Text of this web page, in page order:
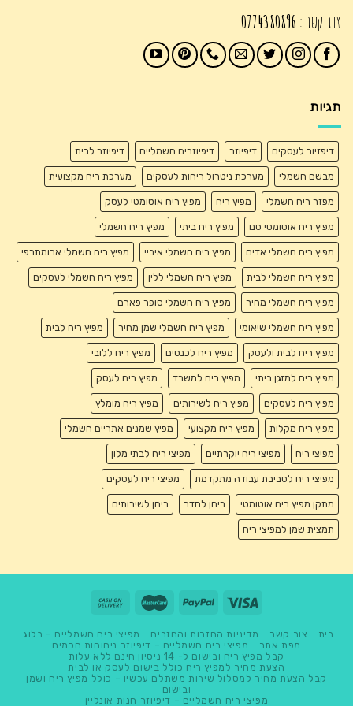
צור קשר : 0774380896
תגיות
דיפזיור לעסקים דיפיוזר דיפיוזרים חשמליים דיפיוזר לבית
מבשם חשמלי מערכת ניטרול ריחות לעסקים מערכת ריח מקצועית
מפזר ריח חשמלי מפיץ ריח מפיץ ריח אוטומטי לעסק
מפיץ ריח אוטומטי סנו מפיץ ריח ביתי מפיץ ריח חשמלי
מפיץ ריח חשמלי אדים מפיץ ריח חשמלי איביי מפיץ ריח חשמלי ארומתרפי
מפיץ ריח חשמלי לבית מפיץ ריח חשמלי ללין מפיץ ריח חשמלי לעסקים
מפיץ ריח חשמלי מחיר מפיץ ריח חשמלי סופר פארם
מפיץ ריח חשמלי שיאומי מפיץ ריח חשמלי שמן מחיר מפיץ ריח לבית
מפיץ ריח לבית ולעסק מפיץ ריח לכנסים מפיץ ריח ללובי
מפיץ ריח למזגן ביתי מפיץ ריח למשרד מפיץ ריח לעסק
מפיץ ריח לעסקים מפיץ ריח לשירותים מפיץ ריח מומלץ
מפיץ ריח מקלות מפיץ ריח מקצועי מפיץ שמנים אתריים חשמלי
מפיצי ריח מפיצי ריח יוקרתיים מפיצי ריח לבתי מלון
מפיצי ריח לסביבת עבודה מתקדמת מפיצי ריח לעסקים
מתקן מפיץ ריח אוטומטי ריחן לחדר ריחן לשירותים
תמצית שמן למפיצי ריח
בית צור קשר מדיניות החזרות והחזרים
מפיצי ריח חשמליים – בלוג
מפת אתר
מפיצי ריח חשמליים – דיפיוזר ניחוחות חכמים
קבל מפיץ ריח ובישום ל- 14 ניסיון חינם ללא עלות
הצעת מחיר למפיץ ריח כולל בישום לעסק או לבית
קבל הצעת מחיר למסלול שירות משתלם עכשיו – כולל מפיץ ריח ושמן
ובישום
מפיצי ריח חשמליים – דיפיוזר חנות אונליין